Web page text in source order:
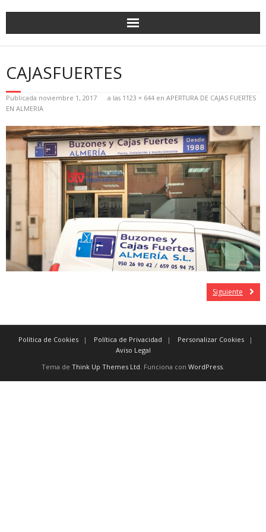
CAJASFUERTES
Publicada noviembre 1, 2017 a las 1123 × 644 en APERTURA DE CAJAS FUERTES
EN ALMERIA
Siguiente
Política de Cookies Política de Privacidad
Personalizar Cookies
Aviso Legal
Tema de Think Up Themes Ltd. Funciona con WordPress.